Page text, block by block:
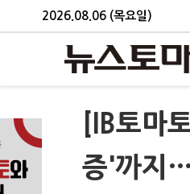
2026.08.06 (목요일)
[IB토마
증'까지